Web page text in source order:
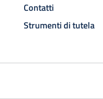
Contatti
Strumenti di tutela